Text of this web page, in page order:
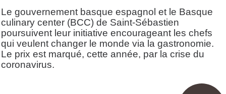
Le gouvernement basque espagnol et le Basque
culinary center (BCC) de Saint-Sébastien
poursuivent leur initiative encourageant les chefs
qui veulent changer le monde via la gastronomie.
Le prix est marqué, cette année, par la crise du
coronavirus.